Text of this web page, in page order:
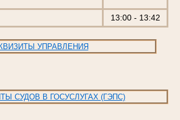
13:00 - 13:42
УПРАВЛЕНИЯ
СУДОВ В ГОСУСЛУГАХ (ГЭПС)